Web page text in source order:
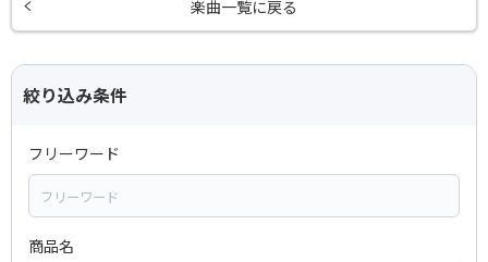
楽曲一覧に戻る
絞り込み条件
フリーワード
商品名